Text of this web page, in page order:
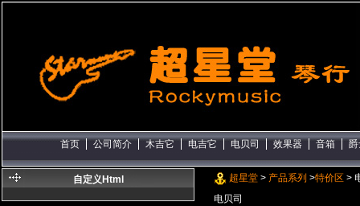
首页 公司简介 木吉它 电吉它 电贝司 效果器 音箱
超星堂 > 产品系列 >特价区 >
电贝司
自定义Html